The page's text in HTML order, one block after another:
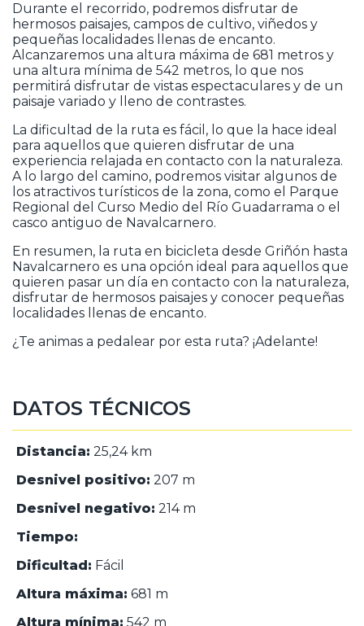
Durante el recorrido, podremos disfrutar de
hermosos paisajes, campos de cultivo, viñedos y
pequeñas localidades llenas de encanto.
Alcanzaremos una altura máxima de 681 metros y
una altura mínima de 542 metros, lo que nos
permitirá disfrutar de vistas espectaculares y de un
paisaje variado y lleno de contrastes.
La dificultad de la ruta es fácil, lo que la hace ideal
para aquellos que quieren disfrutar de una
experiencia relajada en contacto con la naturaleza.
A lo largo del camino, podremos visitar algunos de
los atractivos turísticos de la zona, como el Parque
Regional del Curso Medio del Río Guadarrama o el
casco antiguo de Navalcarnero.
En resumen, la ruta en bicicleta desde Griñón hasta
Navalcarnero es una opción ideal para aquellos que
quieren pasar un día en contacto con la naturaleza,
disfrutar de hermosos paisajes y conocer pequeñas
localidades llenas de encanto.
¿Te animas a pedalear por esta ruta? ¡Adelante!
DATOS TÉCNICOS
Distancia: 25,24 km
Desnivel positivo: 207 m
Desnivel negativo: 214 m
Tiempo:
Dificultad: Fácil
Altura máxima: 681 m
Altura mínima: 542 m